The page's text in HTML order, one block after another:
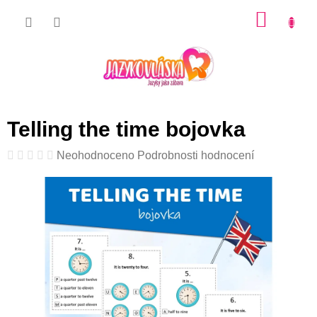
Telling the time bojovka
Průměrné
produktu
5
hvězdiček.
Neohodnoceno Podrobnosti hodnocení